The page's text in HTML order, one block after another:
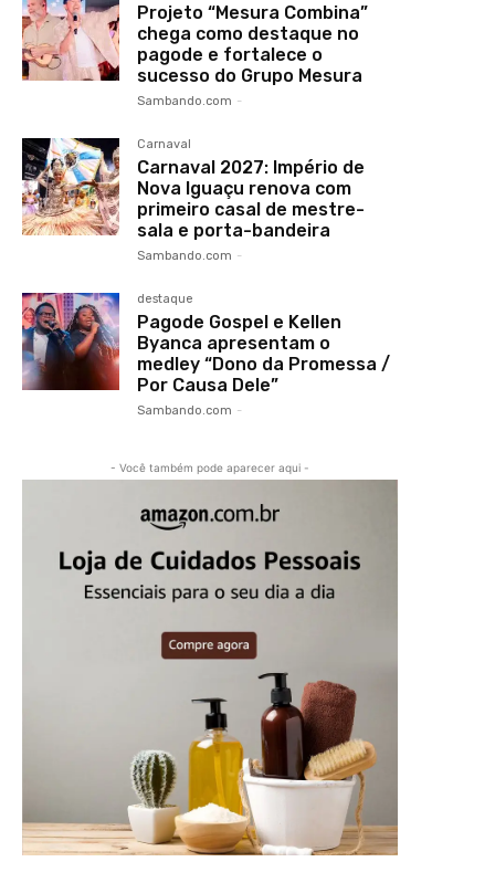
Projeto “Mesura Combina”
chega como destaque no
pagode e fortalece o
sucesso do Grupo Mesura
Sambando.com -
Carnaval
Carnaval 2027: Império de
Nova Iguaçu renova com
primeiro casal de mestre-
sala e porta-bandeira
Sambando.com -
destaque
Pagode Gospel e Kellen
Byanca apresentam o
medley “Dono da Promessa /
Por Causa Dele”
Sambando.com -
- Você também pode aparecer aqui -